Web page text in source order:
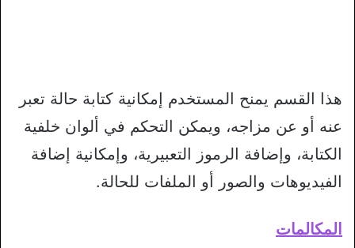
هذا القسم يمنح المستخدم إمكانية كتابة حالة تعبر
عنه أو عن مزاجه، ويمكن التحكم في ألوان خلفية
الكتابة، وإضافة الرموز التعبيرية، وإمكانية إضافة
الفيديوهات والصور أو الملفات للحالة.
المكالمات